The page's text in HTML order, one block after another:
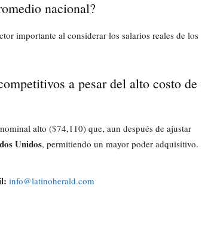
nacional?
importante al considerar los salarios reales de los
a pesar del alto costo de
alto ($74,110) que, aun después de ajustar
Unidos, permitiendo un mayor poder adquisitivo.
info@latinoherald.com